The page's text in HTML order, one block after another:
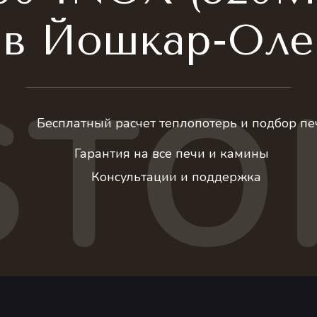
в Йошкар-Оле
Бесплатный расчет теплопотерь и подбор
Гарантия на все печи и камины
Консультации и поддержка